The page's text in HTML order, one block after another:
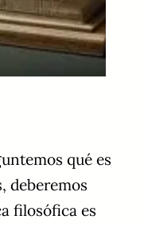
qué es
deberemos
filosófica es